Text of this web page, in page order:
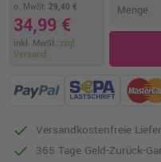
o. MwSt. 29,40 €
34,99 €
inkl. MwSt. zzgl.
Versand
Menge
Versandkostenfreie
365 Tage Geld-Zurück-